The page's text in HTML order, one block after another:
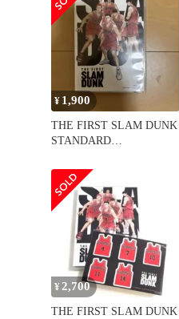
¥ 1,900
THE FIRST SLAM DUNK
STANDARD
¥2,700
THE FIRST SLAM DUNK